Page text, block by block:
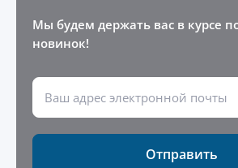
Мы будем держать вас в курсе
новинок!
Отправить